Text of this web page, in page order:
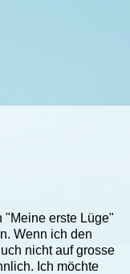
"Meine erste Lüge"
Wenn ich den
nicht auf grosse
Ich möchte